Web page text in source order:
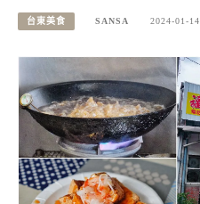
台東美食 SANSA 2024-01-14